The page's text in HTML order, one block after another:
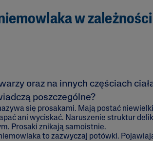
w
oraz na innych częściach
poszczególne?
się prosakami. Mają postać
ani wyciskać. Naruszenie struktur
Prosaki znikają samoistnie.
to zazwyczaj potówki.